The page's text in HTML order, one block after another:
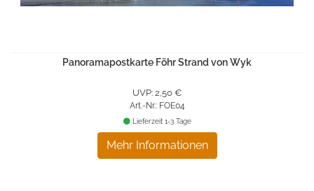
Panoramapostkarte Föhr Strand von Wyk
UVP: 2,50 €
Art.-Nr.: FOE04
Mehr Informationen
Lieferzeit 1-3 Tage